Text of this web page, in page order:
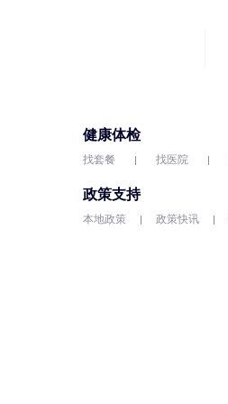
健康体检
找套餐 找医院
政策支持
本地政策 政策快讯